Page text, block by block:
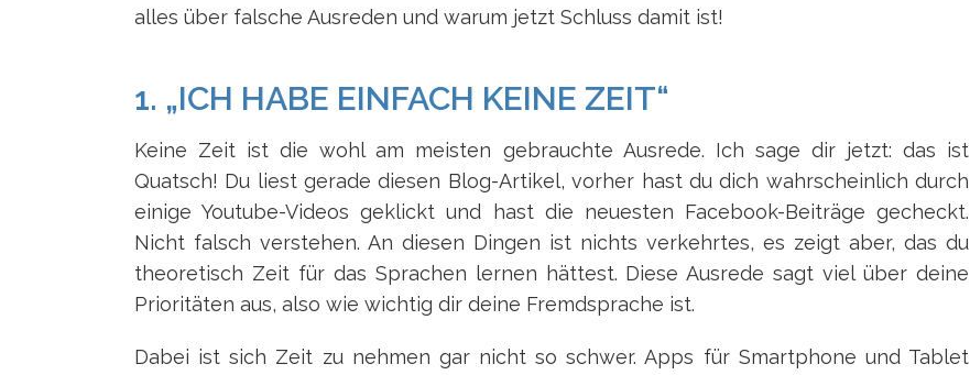
alles über falsche Ausreden und warum jetzt Schluss damit ist!
1. „ICH HABE EINFACH KEINE ZEIT“
Keine Zeit ist die wohl am meisten gebrauchte Ausrede. Ich sage dir jetzt: das ist
Quatsch! Du liest gerade diesen Blog-Artikel, vorher hast du dich wahrscheinlich durch
einige Youtube-Videos geklickt und hast die neuesten Facebook-Beiträge gecheckt.
Nicht falsch verstehen. An diesen Dingen ist nichts verkehrtes, es zeigt aber, das du
theoretisch Zeit für das Sprachen lernen hättest. Diese Ausrede sagt viel über deine
Prioritäten aus, also wie wichtig dir deine Fremdsprache ist.
Dabei ist sich Zeit zu nehmen gar nicht so schwer. Apps für Smartphone und Tablet